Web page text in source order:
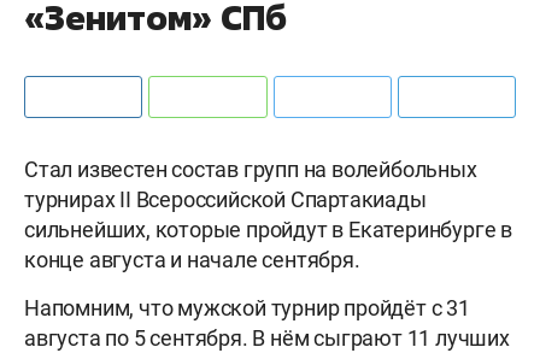
«Зенитом» СПб
Стал известен состав групп на волейбольных
турнирах II Всероссийской Спартакиады
сильнейших, которые пройдут в Екатеринбурге в
конце августа и начале сентября.
Напомним, что мужской турнир пройдёт с 31
августа по 5 сентября. В нём сыграют 11 лучших